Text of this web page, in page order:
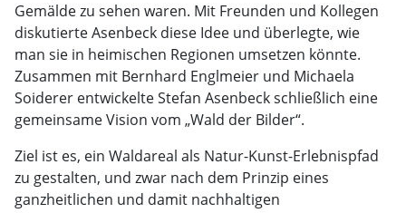
Gemälde zu sehen waren. Mit Freunden und Kollegen
diskutierte Asenbeck diese Idee und überlegte, wie
man sie in heimischen Regionen umsetzen könnte.
Zusammen mit Bernhard Englmeier und Michaela
Soiderer entwickelte Stefan Asenbeck schließlich eine
gemeinsame Vision vom „Wald der Bilder“.
Ziel ist es, ein Waldareal als Natur-Kunst-Erlebnispfad
zu gestalten, und zwar nach dem Prinzip eines
ganzheitlichen und damit nachhaltigen